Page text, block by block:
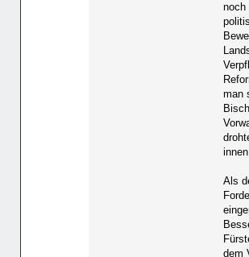
noch
man
Als
dem